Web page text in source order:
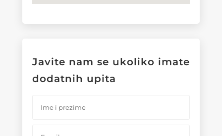
Javite nam se ukoliko imate
dodatnih upita